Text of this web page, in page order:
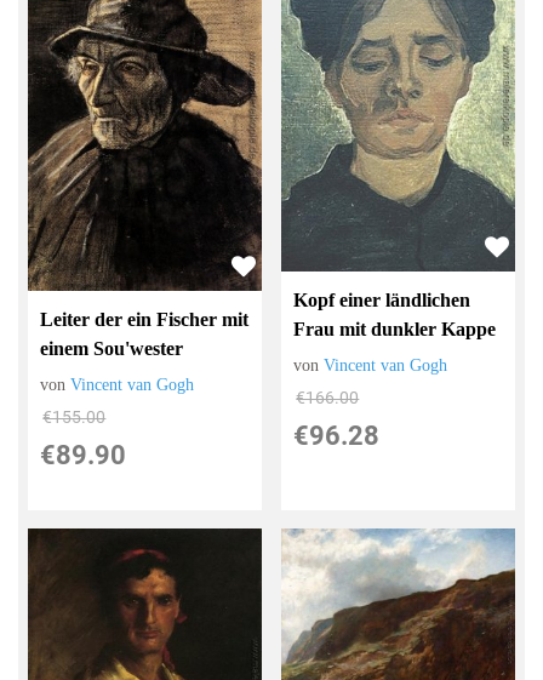
Leiter der ein Fischer mit
einem Sou'wester
vonVincent van Gogh
€155.00
€89.90
Kopf einer ländlichen
Frau mit dunkler Kappe
vonVincent van Gogh
€166.00
€96.28